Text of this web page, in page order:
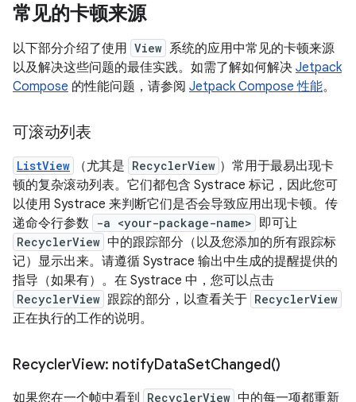
常见的卡顿来源
以下部分介绍了使用 View 系统的应用中常见的卡顿来源
以及解决这些问题的最佳实践。如需了解如何解决 Jetpack
Compose 的性能问题，请参阅 Jetpack Compose 性能。
可滚动列表
ListView （尤其是 RecyclerView ）常用于最易出现卡
顿的复杂滚动列表。它们都包含 Systrace 标记，因此您可
以使用 Systrace 来判断它们是否会导致应用出现卡顿。传
递命令行参数
-a <your-package-name> 即可让
RecyclerView 中的跟踪部分（以及您添加的所有跟踪标
记）显示出来。请遵循 Systrace 输出中生成的提醒提供的
指导（如果有）。在 Systrace 中，您可以点击
RecyclerView 跟踪的部分，以查看关于 RecyclerView
正在执行的工作的说明。
RecyclerView: notifyDataSetChanged()
如果您在一个帧中看到 RecyclerView 中的每一项都重新